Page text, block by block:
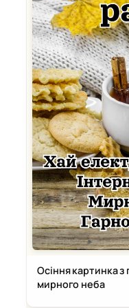
Осіння картинка
мирного неба